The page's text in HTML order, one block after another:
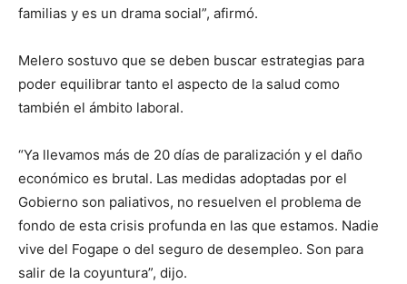
familias y es un drama social”, afirmó.
Melero sostuvo que se deben buscar estrategias para
poder equilibrar tanto el aspecto de la salud como
también el ámbito laboral.
“Ya llevamos más de 20 días de paralización y el daño
económico es brutal. Las medidas adoptadas por el
Gobierno son paliativos, no resuelven el problema de
fondo de esta crisis profunda en las que estamos. Nadie
vive del Fogape o del seguro de desempleo. Son para
salir de la coyuntura”, dijo.